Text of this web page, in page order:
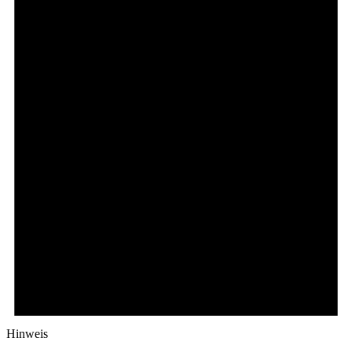
Hinweis